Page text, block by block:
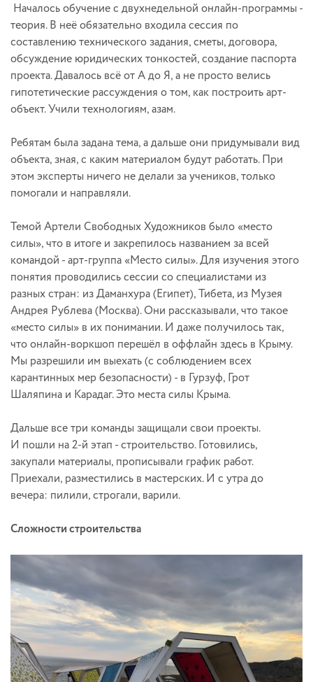
Началось обучение с двухнедельной онлайн-программы -
теория. В неё обязательно входила сессия по
составлению технического задания, сметы, договора,
обсуждение юридических тонкостей, создание паспорта
проекта. Давалось всё от А до Я, а не просто велись
гипотетические рассуждения о том, как построить арт-
объект. Учили технологиям, азам.
Ребятам была задана тема, а дальше они придумывали вид
объекта, зная, с каким материалом будут работать. При
этом эксперты ничего не делали за учеников, только
помогали и направляли.
Темой Артели Свободных Художников было «место
силы», что в итоге и закрепилось названием за всей
командой - арт-группа «Место силы». Для изучения этого
понятия проводились сессии со специалистами из
разных стран: из Даманхура (Египет), Тибета, из Музея
Андрея Рублева (Москва). Они рассказывали, что такое
«место силы» в их понимании. И даже получилось так,
что онлайн-воркшоп перешёл в оффлайн здесь в Крыму.
Мы разрешили им выехать (с соблюдением всех
карантинных мер безопасности) - в Гурзуф, Грот
Шаляпина и Карадаг. Это места силы Крыма.
Дальше все три команды защищали свои проекты.
И пошли на 2-й этап - строительство. Готовились,
закупали материалы, прописывали график работ.
Приехали, разместились в мастерских. И с утра до
вечера: пилили, строгали, варили.
Сложности строительства